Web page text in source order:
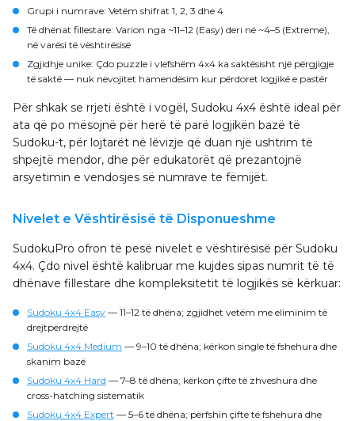
Grupi i numrave: Vetëm shifrat 1, 2, 3 dhe 4
Të dhënat fillestare: Varion nga ~11–12 (Easy) deri në ~4–5 (Extreme),
në varësi të vështirësisë
Zgjidhje unike: Çdo puzzle i vlefshëm 4x4 ka saktësisht një përgjigje
të saktë — nuk nevojitet hamendësim kur përdoret logjikë e pastër
Për shkak se rrjeti është i vogël, Sudoku 4x4 është ideal për
ata që po mësojnë për herë të parë logjikën bazë të
Sudoku-t, për lojtarët në lëvizje që duan një ushtrim të
shpejtë mendor, dhe për edukatorët që prezantojnë
arsyetimin e vendosjes së numrave te fëmijët.
Nivelet e Vështirësisë të Disponueshme
SudokuPro ofron të pesë nivelet e vështirësisë për Sudoku
4x4. Çdo nivel është kalibruar me kujdes sipas numrit të të
dhënave fillestare dhe kompleksitetit të logjikës së kërkuar:
Sudoku 4x4 Easy — 11–12 të dhëna; zgjidhet vetëm me eliminim të
drejtpërdrejtë
Sudoku 4x4 Medium — 9–10 të dhëna; kërkon single të fshehura dhe
skanim bazë
Sudoku 4x4 Hard — 7–8 të dhëna; kërkon çifte të zhveshura dhe
cross-hatching sistematik
Sudoku 4x4 Expert — 5–6 të dhëna; përfshin çifte të fshehura dhe